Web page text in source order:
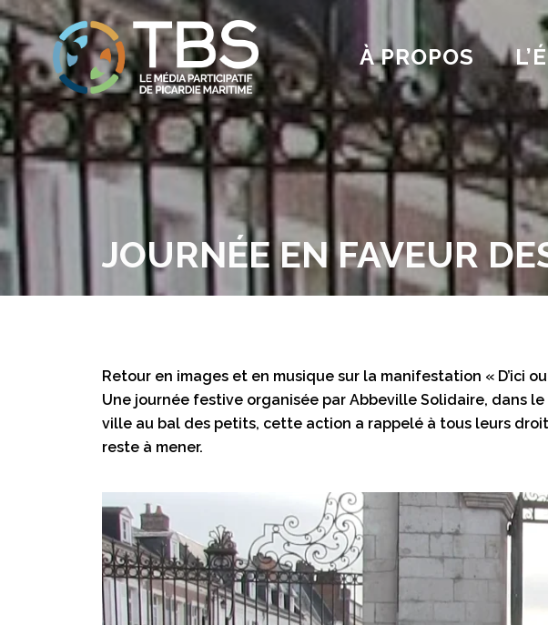
À PROPOS
JOURNÉE EN FAVEUR
Retour en images et en musique sur la manifestation « D’ici
Une journée festive organisée par Abbeville Solidaire, dans
ville au bal des petits, cette action a rappelé à tous leurs
reste à mener.